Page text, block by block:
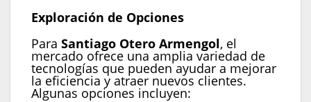
Exploración de Opciones
Para Santiago Otero Armengol, el
mercado ofrece una amplia variedad de
tecnologías que pueden ayudar a mejorar
la eficiencia y atraer nuevos clientes.
Algunas opciones incluyen: